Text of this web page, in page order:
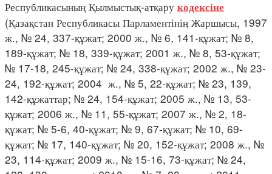
Республикасының Қылмыстық-атқару кодексіне
(Қазақстан Республикасы Парламентінің Жаршысы, 1997
ж., № 24, 337-құжат; 2000 ж., № 6, 141-құжат; № 8,
189-құжат; № 18, 339-құжат; 2001 ж., № 8, 53-құжат;
№ 17-18, 245-құжат; № 24, 338-құжат; 2002 ж., № 23-
24, 192-құжат; 2004 ж., № 5, 22-құжат; № 23, 139,
142-құжаттар; № 24, 154-құжат; 2005 ж., № 13, 53-
құжат; 2006 ж., № 11, 55-құжат; 2007 ж., № 2, 18-
құжат; № 5-6, 40-құжат; № 9, 67-құжат; № 10, 69-
құжат; № 17, 140-құжат; № 20, 152-құжат; 2008 ж., №
23, 114-құжат; 2009 ж., № 15-16, 73-құжат; № 24,